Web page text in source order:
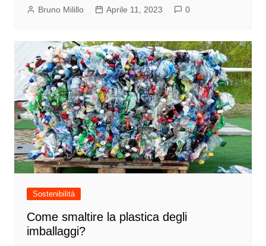
Bruno Milillo Aprile 11, 2023 0
Sostenibilità
Come smaltire la plastica degli
imballaggi?